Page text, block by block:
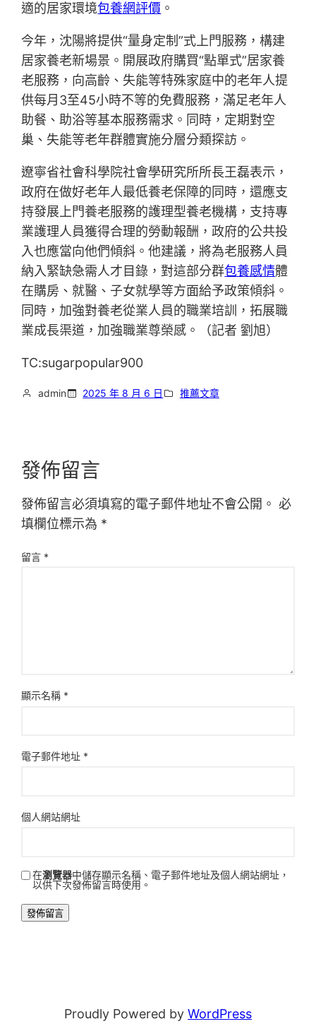
適的居家環境包養網評價 。
今年，沈陽將提供“量身定制”式上門服務，構建
居家養老新場景。開展政府購買“點單式”居家養
老服務，向高齡、失能等特殊家庭中的老年人提
供每月3至45小時不等的免費服務，滿足老年人
助餐、助浴等基本服務需求。同時，定期對空
巢、失能等老年群體實施分層分類探訪。
遼寧省社會科學院社會學研究所所長王磊表示，
政府在做好老年人最低養老保障的同時，還應支
持發展上門養老服務的護理型養老機構，支持專
業護理人員獲得合理的勞動報酬，政府的公共投
入也應當向他們傾斜。他建議，將為老服務人員
納入緊缺急需人才目錄，對這部分群包養感情體
在購房、就醫、子女就學等方面給予政策傾斜。
同時，加強對養老從業人員的職業培訓，拓展職
業成長渠道，加強職業尊榮感。（記者 劉旭）
TC:sugarpopular900
admin 2025 年 8 月 6 日 推薦文章
發佈留言
發佈留言必須填寫的電子郵件地址不會公開。 必
填欄位標示為 *
留言 *
顯示名稱 *
電子郵件地址 *
個人網站網址
在瀏覽器中儲存顯示名稱、電子郵件地址及個人網站網址，
以供下次發佈留言時使用。
Proudly Powered by WordPress